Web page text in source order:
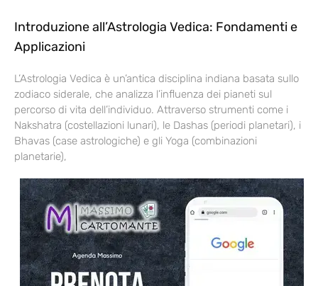
Introduzione all’Astrologia Vedica: Fondamenti e
Applicazioni
L’Astrologia Vedica è un’antica disciplina indiana basata sullo
zodiaco siderale, che analizza l’influenza dei pianeti sul
percorso di vita dell’individuo. Attraverso strumenti come i
Nakshatra (costellazioni lunari), le Dashas (periodi planetari), i
Bhavas (case astrologiche) e gli Yoga (combinazioni
planetarie),